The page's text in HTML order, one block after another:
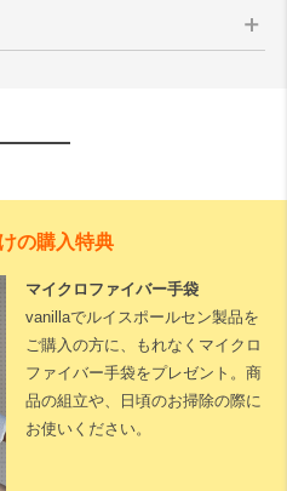
の購入特典
マイクロファイバー手袋
vanillaでルイスポールセン製品を
ご購入の方に、もれなくマイクロ
ファイバー手袋をプレゼント。商
品の組立や、日頃のお掃除の際に
お使いください。